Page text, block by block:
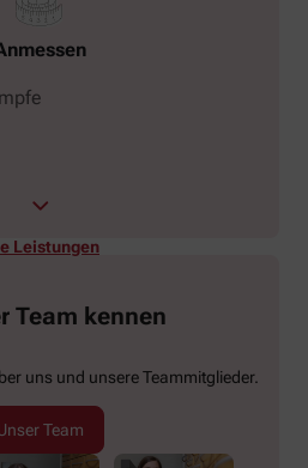
Leistungen
Team kennen
uns und unsere Teammitglieder.
Team